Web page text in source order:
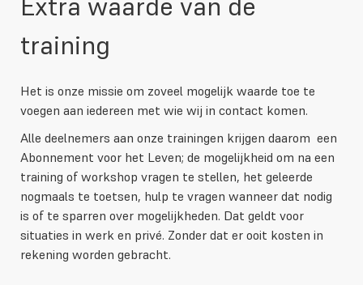
Extra waarde van de
training
Het is onze missie om zoveel mogelijk waarde toe te
voegen aan iedereen met wie wij in contact komen.
Alle deelnemers aan onze trainingen krijgen daarom een
Abonnement voor het Leven; de mogelijkheid om na een
training of workshop vragen te stellen, het geleerde
nogmaals te toetsen, hulp te vragen wanneer dat nodig
is of te sparren over mogelijkheden. Dat geldt voor
situaties in werk en privé. Zonder dat er ooit kosten in
rekening worden gebracht.